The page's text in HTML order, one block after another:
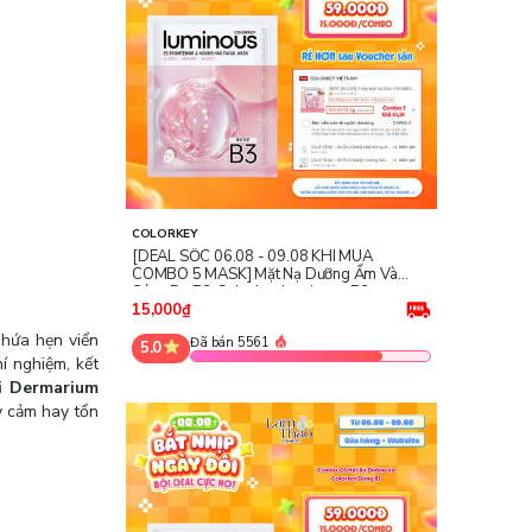
hẹn viển
nghiệm, kết
hay tổn
COLORKEY
[DEAL SỐC 06.08 - 09.08 KHI MUA
COMBO 5 MASK] Mặt Nạ Dưỡng Ẩm Và
Sáng Da B3 Colorkey Luminous B3
Brightening & Nourishing Facial Mask -
15,000₫
5.0
Đã bán 5561